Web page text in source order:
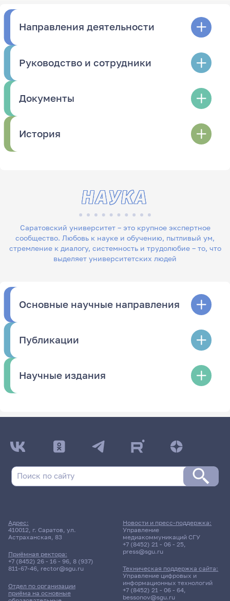
Направления деятельности
Руководство и сотрудники
Документы
История
Саратовский университет – это крупное экспертное
сообщество. Любовь к науке и обучению, пытливый ум,
стремление к диалогу, системность и трудолюбие – то, что
выделяет университетских людей
НАУКА
Основные научные направления
Публикации
Научные издания
Адрес:
410012, г. Саратов, ул.
Астраханская, 83
Приёмная ректора:
+7 (8452) 26 - 16 - 96, 8 (937)
811-67-46, rector@sgu.ru
Отдел по организации
приёма на основные
Новости и пресс-поддержка:
Управление
медиакоммуникаций СГУ
+7 (8452) 21 - 06 - 25,
press@sgu.ru
Техническая поддержка сайта:
Управление цифровых и
информационных технологий
+7 (8452) 21 - 06 - 64,
bessonov@sgu.ru